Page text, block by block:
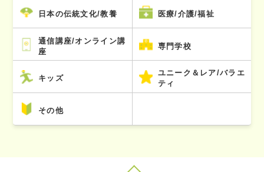
日本の伝統文化/教養 医療/介護/福祉
通信講座/オンライン講
座
専門学校
キッズ
ユニーク＆レア/バラエ
ティ
その他